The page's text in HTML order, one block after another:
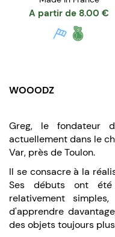
A partir de 8.00 €
WOOODZ
Greg, le fondateur
actuellement dans le
Var, près de Toulon.
Il se consacre à la
Ses débuts ont
relativement
d'apprendre
des objets toujours